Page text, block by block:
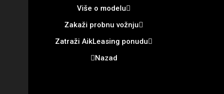
Više o modelu
Zakaži probnu vožnju
Zatraži AikLeasing ponudu
Nazad